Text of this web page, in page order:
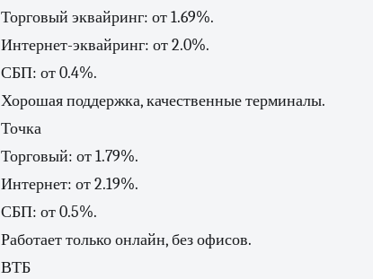
Торговый эквайринг: от 1.69%.
Интернет-эквайринг: от 2.0%.
СБП: от 0.4%.
Хорошая поддержка, качественные терминалы.
Точка
Торговый: от 1.79%.
Интернет: от 2.19%.
СБП: от 0.5%.
Работает только онлайн, без офисов.
ВТБ